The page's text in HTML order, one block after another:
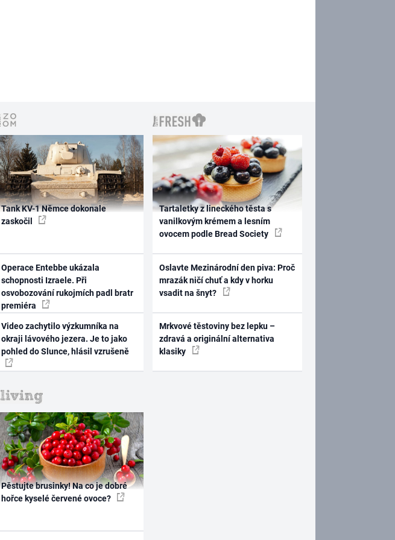
Tank KV-1 Němce dokonale
zaskočil
Operace Entebbe ukázala
schopnosti Izraele. Při
osvobozování rukojmích padl bratr
premiéra
Video zachytilo výzkumníka na
okraji lávového jezera. Je to jako
pohled do Slunce, hlásil vzrušeně
Tartaletky z lineckého těsta s
vanilkovým krémem a lesním
ovocem podle Bread Society
Oslavte Mezinárodní den piva: Proč
mrazák ničí chuť a kdy v horku
vsadit na šnyt?
Mrkvové těstoviny bez lepku –
zdravá a originální alternativa
klasiky
Pěstujte brusinky! Na co je dobré
hořce kyselé červené ovoce?